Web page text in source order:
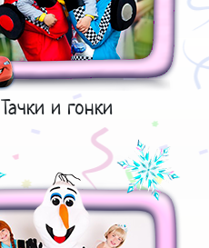
Тачки и гонки